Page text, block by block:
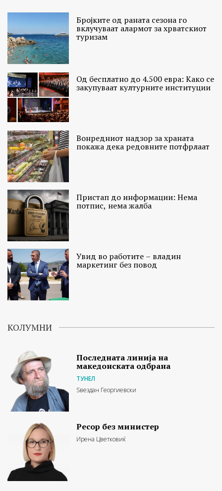
Бројките од раната сезона го
вклучуваат алармот за хрватскиот
туризам
Од бесплатно до 4.500 евра: Како се
закупуваат културните институции
Вонредниот надзор за храната
покажа дека редовните потфрлаат
Пристап до информации: Нема
потпис, нема жалба
Увид во работите – владин
маркетинг без повод
КОЛУМНИ
Последната линија на
македонската одбрана
ТУНЕЛ
Ѕвездан Георгиевски
Ресор без министер
Ирена Цветковиќ